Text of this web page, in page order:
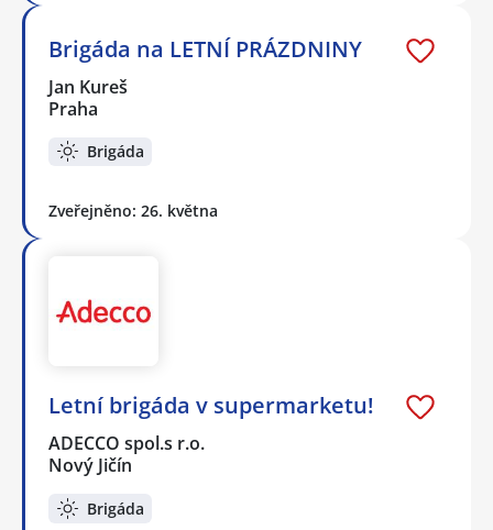
Brigáda na LETNÍ PRÁZDNINY
Jan Kureš
Praha
Brigáda
Zveřejněno: 26. května
Letní brigáda v supermarketu!
ADECCO spol.s r.o.
Nový Jičín
Brigáda